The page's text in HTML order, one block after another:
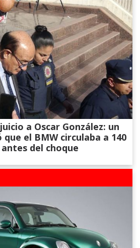
a Oscar González: un
el BMW circulaba a 140
del choque